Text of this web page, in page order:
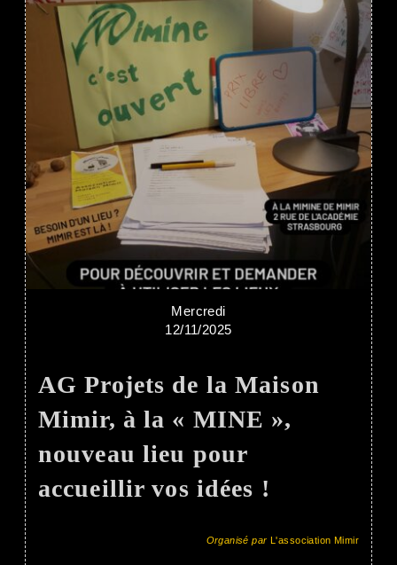
Mercredi
12/11/2025
AG Projets de la Maison
Mimir, à la « MINE »,
nouveau lieu pour
accueillir vos idées !
Organisé parL'association Mimir